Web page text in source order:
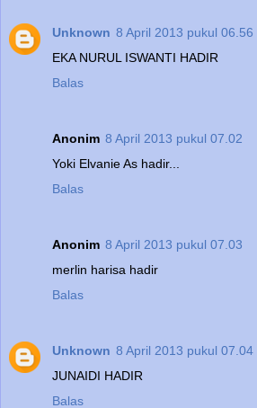
Unknown 8 April 2013 pukul 06.56
EKA NURUL ISWANTI HADIR
Balas
Anonim 8 April 2013 pukul 07.02
Yoki Elvanie As hadir...
Balas
Anonim 8 April 2013 pukul 07.03
merlin harisa hadir
Balas
Unknown 8 April 2013 pukul 07.04
JUNAIDI HADIR
Balas